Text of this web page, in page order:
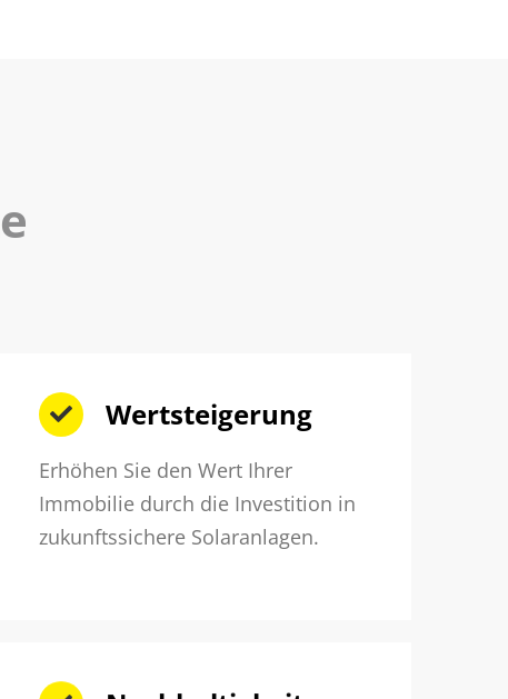
Wertsteigerung
Erhöhen Sie den Wert Ihrer
Immobilie durch die Investition in
zukunftssichere Solaranlagen.